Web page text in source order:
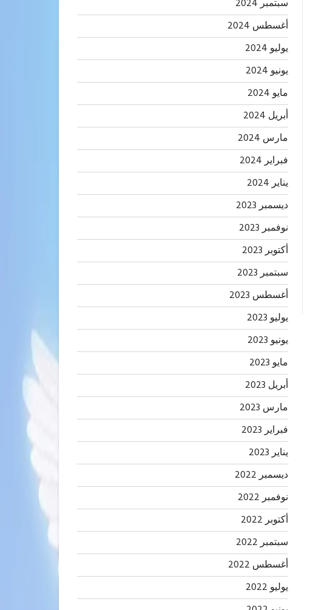
سبتمبر 2024
أغسطس 2024
يوليو 2024
يونيو 2024
مايو 2024
أبريل 2024
مارس 2024
فبراير 2024
يناير 2024
ديسمبر 2023
نوفمبر 2023
أكتوبر 2023
سبتمبر 2023
أغسطس 2023
يوليو 2023
يونيو 2023
مايو 2023
أبريل 2023
مارس 2023
فبراير 2023
يناير 2023
ديسمبر 2022
نوفمبر 2022
أكتوبر 2022
سبتمبر 2022
أغسطس 2022
يوليو 2022